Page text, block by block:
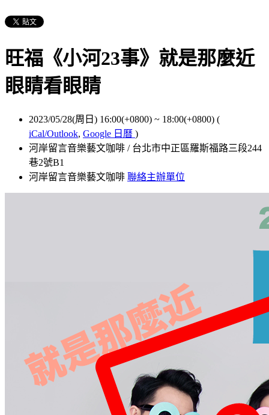
旺福《小河23事》就是那麼近
眼睛看眼睛
2023/05/28(周日) 16:00(+0800) ~ 18:00(+0800) (
iCal/Outlook, Google 日曆 )
河岸留言音樂藝文咖啡 / 台北市中正區羅斯福路三段244
巷2號B1
河岸留言音樂藝文咖啡 聯絡主辦單位